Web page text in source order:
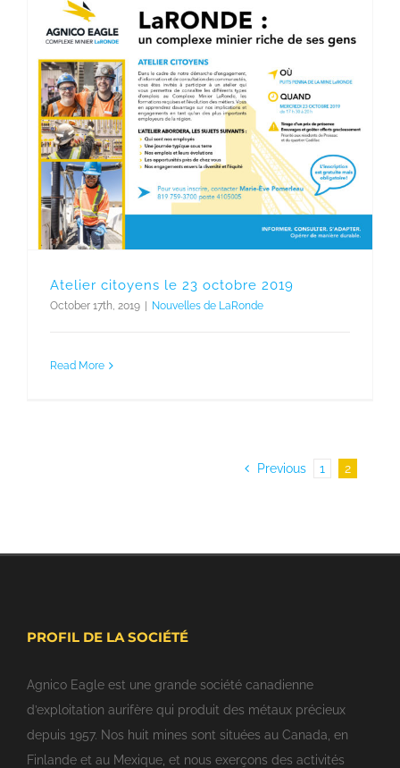
Atelier citoyens le 23 octobre 2019
October 17th, 2019 | Nouvelles de LaRonde
Read More
Previous 1 2
PROFIL DE LA SOCIÉTÉ
Agnico Eagle est une grande société canadienne
d’exploitation aurifère qui produit des métaux précieux
depuis 1957. Nos huit mines sont situées au Canada, en
Finlande et au Mexique, et nous exerçons des activités